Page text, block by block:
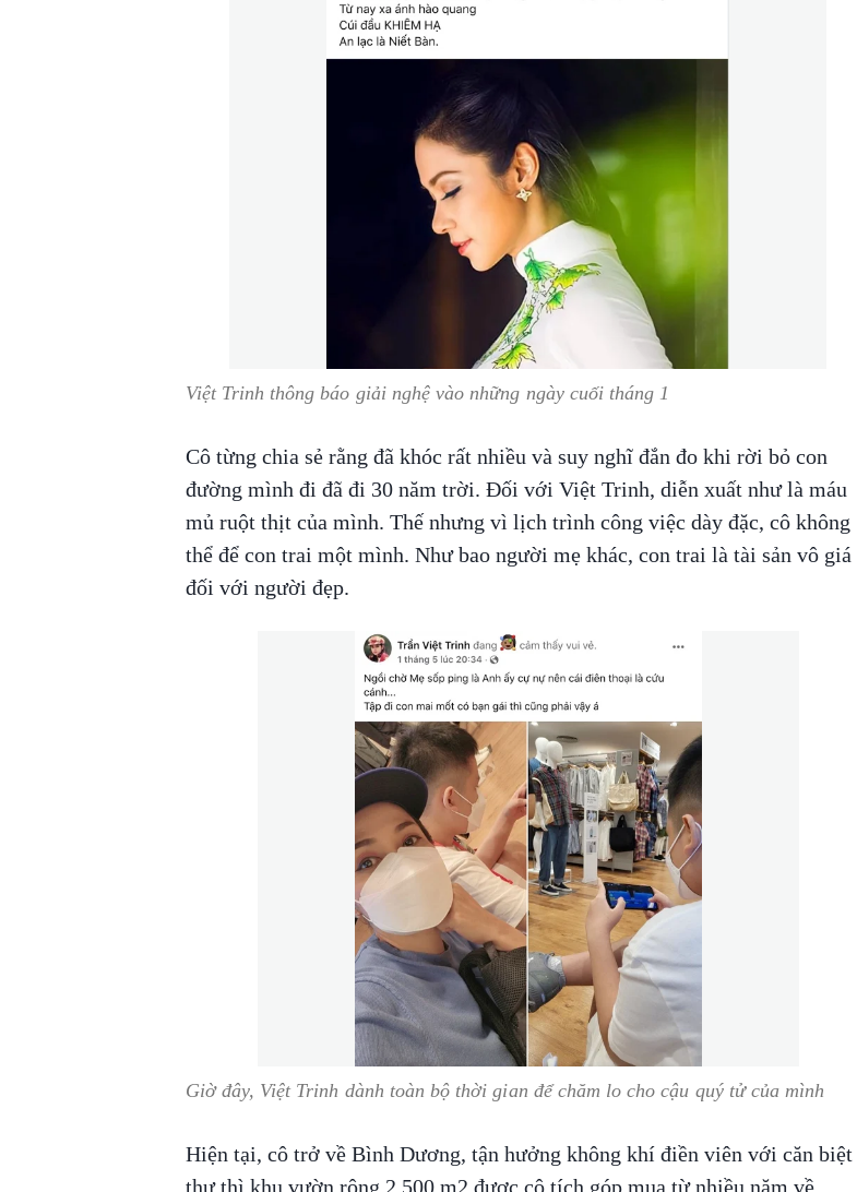
Việt Trinh thông báo giải nghệ vào những ngày cuối tháng 1
Cô từng chia sẻ rằng đã khóc rất nhiều và suy nghĩ đắn đo khi rời bỏ con
đường mình đi đã đi 30 năm trời. Đối với Việt Trinh, diễn xuất như là máu
mủ ruột thịt của mình. Thế nhưng vì lịch trình công việc dày đặc, cô không
thể để con trai một mình. Như bao người mẹ khác, con trai là tài sản vô giá
đối với người đẹp.
Giờ đây, Việt Trinh dành toàn bộ thời gian để chăm lo cho cậu quý tử của mình
Hiện tại, cô trở về Bình Dương, tận hưởng không khí điền viên với căn biệt
thự thì khu vườn rộng 2.500 m2 được cô tích góp mua từ nhiều năm về